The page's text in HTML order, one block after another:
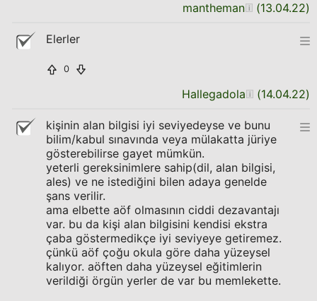
mantheman (13.04.22)
Elerler
0
Hallegadola (14.04.22)
kişinin alan bilgisi iyi seviyedeyse ve bunu
bilim/kabul sınavında veya mülakatta jüriye
gösterebilirse gayet mümkün.
yeterli gereksinimlere sahip(dil, alan bilgisi,
ales) ve ne istediğini bilen adaya genelde
şans verilir.
ama elbette aöf olmasının ciddi dezavantajı
var. bu da kişi alan bilgisini kendisi ekstra
çaba göstermedikçe iyi seviyeye getiremez.
çünkü aöf çoğu okula göre daha yüzeysel
kalıyor. aöften daha yüzeysel eğitimlerin
verildiği örgün yerler de var bu memlekette.